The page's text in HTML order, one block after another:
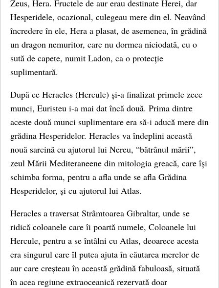
Zeus, Hera. Fructele de aur erau destinate Herei, dar
Hesperidele, ocazional, culegeau mere din el. Neavând
încredere în ele, Hera a plasat, de asemenea, în grădină
un dragon nemuritor, care nu dormea ​​niciodată, cu o
sută de capete, numit Ladon, ca o protecție
suplimentară.
După ce Heracles (Hercule) și-a finalizat primele zece
munci, Euristeu i-a mai dat încă două. Prima dintre
aceste două munci suplimentare era să-i aducă mere din
grădina Hesperidelor. Heracles va îndeplini această
nouă sarcină cu ajutorul lui Nereu, “bătrânul mării”,
zeul Mării Mediteraneene din mitologia greacă, care își
schimba forma, pentru a afla unde se afla Grădina
Hesperidelor, și cu ajutorul lui Atlas.
Heracles a traversat Strâmtoarea Gibraltar, unde se
ridică coloanele care îi poartă numele, Coloanele lui
Hercule, pentru a se întâlni cu Atlas, deoarece acesta
era singurul care îl putea ajuta în căutarea merelor de
aur care creșteau în această grădină fabuloasă, situată
în acea regiune extraoceanică rezervată doar